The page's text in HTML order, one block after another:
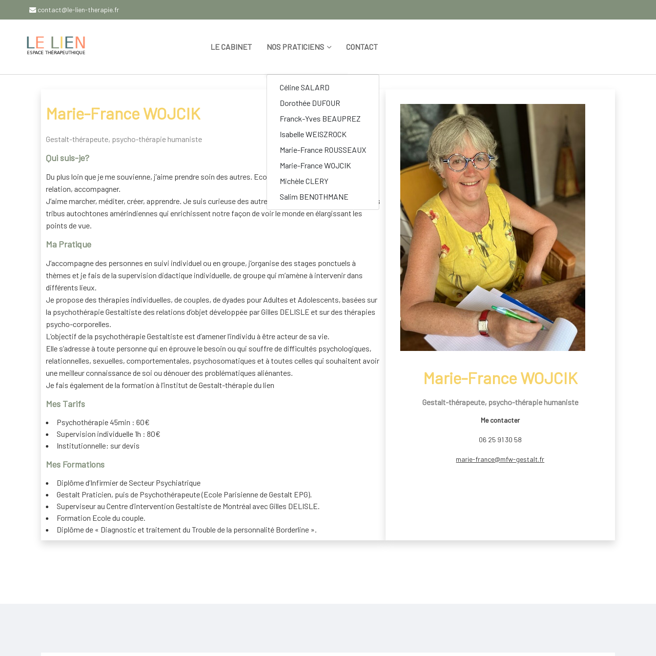
au
contact@le-lien-therapie.fr
LE CABINET NOS PRATICIENS
Céline SALARD
Dorothée DUFOUR
Franck-Yves BEAUPREZ
Isabelle WEISZROCK
Marie-France ROUSSEAUX
Marie-France WOJCIK
Michèle CLERY
Salim BENOTHMANE
CONTACT
Marie-France WOJCIK
Gestalt-thérapeute, psycho-thérapie humaniste
Qui suis-je?
Du plus loin que je me souvienne, j’aime prendre soin des autres. Ecouter, prendre le temps d’être en
relation, accompagner.
J’aime marcher, méditer, créer, apprendre. Je suis curieuse des autres traditions, notamment celles des
tribus autochtones amérindiennes qui enrichissent notre façon de voir le monde en élargissant les
points de vue.
Ma Pratique
J’accompagne des personnes en suivi individuel ou en groupe, j’organise des stages ponctuels à
thèmes et je fais de la supervision didactique individuelle, de groupe qui m’amène à intervenir dans
différents lieux.
Je propose des thérapies individuelles, de couples, de dyades pour Adultes et Adolescents, basées sur
la psychothérapie Gestaltiste des relations d’objet développée par Gilles DELISLE et sur des thérapies
psycho-corporelles.
L’objectif de la psychothérapie Gestaltiste est d’amener l’individu à être acteur de sa vie.
Elle s’adresse à toute personne qui en éprouve le besoin ou qui souffre de difficultés psychologiques,
relationnelles, sexuelles, comportementales, psychosomatiques et à toutes celles qui souhaitent avoir
une meilleur connaissance de soi ou dénouer des problématiques aliénantes.
Je fais également de la formation à l’institut de Gestalt-thérapie du lien
Mes Tarifs
Psychothérapie 45min : 60€
Supervision individuelle 1h : 80€
Institutionnelle: sur devis
Mes Formations
Diplôme d’Infirmier de Secteur Psychiatrique
Gestalt Praticien, puis de Psychothérapeute (Ecole Parisienne de Gestalt EPG).
Superviseur au Centre d’intervention Gestaltiste de Montréal avec Gilles DELISLE.
Formation Ecole du couple.
Diplôme de « Diagnostic et traitement du Trouble de la personnalité Borderline ».
Marie-France WOJCIK
Gestalt-thérapeute, psycho-thérapie humaniste
Me contacter
06 25 91 30 58
marie-france@mfw-gestalt.fr